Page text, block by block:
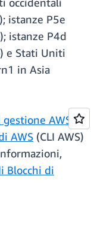
istanze P5e
istanze P4d
e Stati Uniti
in Asia
AWS
AWS (CLI AWS)
Blocchi di